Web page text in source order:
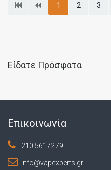
1 2 3
Είδατε Πρόσφατα
Επικοινωνία
210 5617279
info@vapexperts.gr